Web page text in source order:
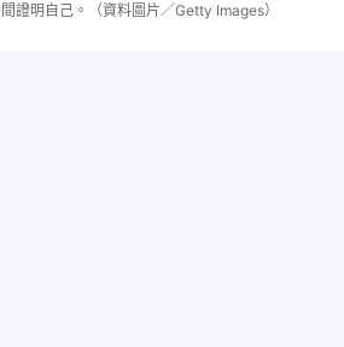
證明自己。（資料圖片／Getty Images）